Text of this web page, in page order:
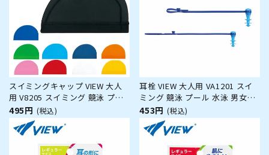
スイミングキャップ VIEW 大人
用 V8205 スイミング 競泳 プー
ル 水泳 男女兼用 ジム フィット
ネス
495円 (税込)
耳栓 VIEW 大人用 VA1201 スイ
ミング 競泳 プール 水泳 男女兼
用 ジム フィットネス
453円 (税込)